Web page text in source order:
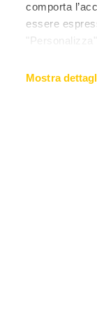
comporta
essere
"Personalizza"
Mostra